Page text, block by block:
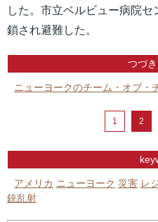
した。市立ベルビュー病院
鎖され避難した。
つづ
ニューヨークのチーム・オブ・
1 2
アメリカ ニューヨーク 災害 レ
銃乱射